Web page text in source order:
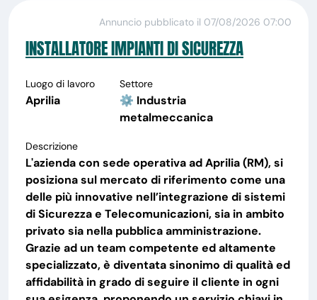
Annuncio pubblicato il 07/08/2026 07:00
INSTALLATORE IMPIANTI DI SICUREZZA
Luogo di lavoro
Aprilia
Settore
⚙️ Industria
metalmeccanica
Descrizione
L'azienda con sede operativa ad Aprilia (RM), si
posiziona sul mercato di riferimento come una
delle più innovative nell’integrazione di sistemi
di Sicurezza e Telecomunicazioni, sia in ambito
privato sia nella pubblica amministrazione.
Grazie ad un team competente ed altamente
specializzato, è diventata sinonimo di qualità ed
affidabilità in grado di seguire il cliente in ogni